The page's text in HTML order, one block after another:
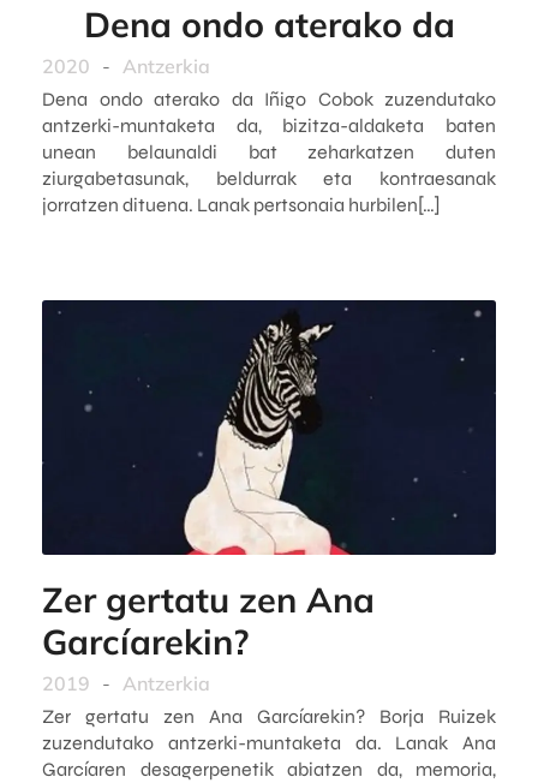
Dena ondo aterako da
2020 - Antzerkia
Dena ondo aterako da Iñigo Cobok zuzendutako
antzerki-muntaketa da, bizitza-aldaketa baten
unean belaunaldi bat zeharkatzen duten
ziurgabetasunak, beldurrak eta kontraesanak
jorratzen dituena. Lanak pertsonaia hurbilen[…]
Zer gertatu zen Ana
Garcíarekin?
2019 - Antzerkia
Zer gertatu zen Ana Garcíarekin? Borja Ruizek
zuzendutako antzerki-muntaketa da. Lanak Ana
Garcíaren desagerpenetik abiatzen da, memoria,